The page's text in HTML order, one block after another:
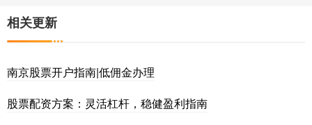
相关更新
南京股票开户指南|低佣金办理
股票配资方案：灵活杠杆，稳健盈利指南